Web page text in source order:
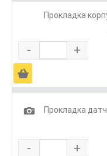
Прокладка
- +
Ä
1
Прокладка
- +